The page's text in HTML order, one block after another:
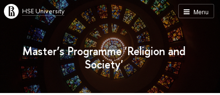
Menu
HSE University
Master’s Programme 'Religion and
Society'